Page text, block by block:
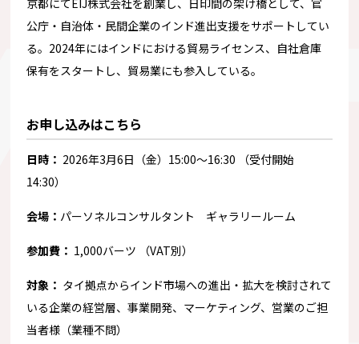
公庁・自治体・民間企業のインド進出支援をサポートしてい
る。2024年にはインドにおける貿易ライセンス、自社倉庫
保有をスタートし、貿易業にも参入している。
お申し込みはこちら
日時： 2026年3月6日（金）15:00〜16:30 （受付開始
14:30）
会場： パーソネルコンサルタント ギャラリールーム
参加費： ︎1,000バーツ ︎（VAT別）
対象： タイ拠点からインド市場への進出・拡大を検討されて
いる企業の経営層、事業開発、マーケティング、営業のご担
当者様（業種不問）